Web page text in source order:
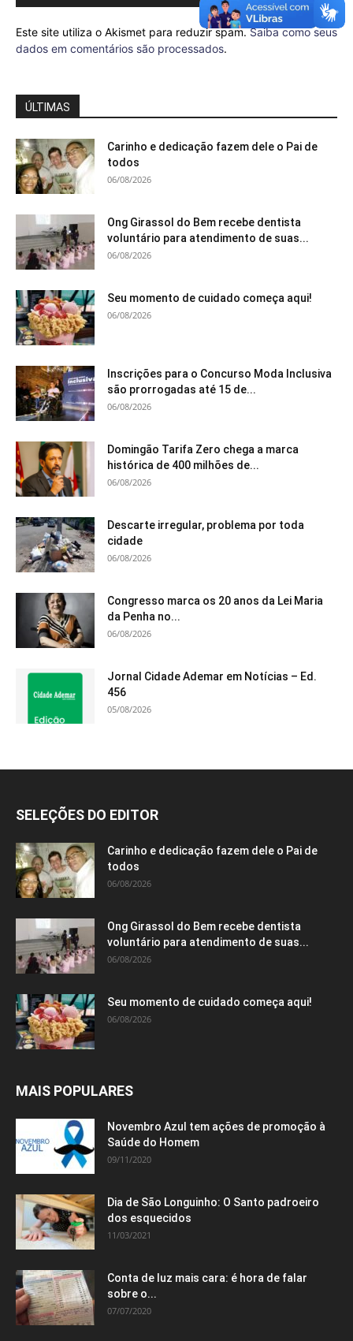
Este site utiliza o Akismet para reduzir spam.Saiba como seus
dados em comentários são processados.
ÚLTIMAS
Carinho e dedicação fazem dele o Pai de
todos
06/08/2026
Ong Girassol do Bem recebe dentista
voluntário para atendimento de suas...
06/08/2026
Seu momento de cuidado começa aqui!
06/08/2026
Inscrições para o Concurso Moda Inclusiva
são prorrogadas até 15 de...
06/08/2026
Domingão Tarifa Zero chega a marca
histórica de 400 milhões de...
06/08/2026
Descarte irregular, problema por toda
cidade
06/08/2026
Congresso marca os 20 anos da Lei Maria
da Penha no...
06/08/2026
Jornal Cidade Ademar em Notícias – Ed.
456
05/08/2026
SELEÇÕES DO EDITOR
Carinho e dedicação fazem dele o Pai de
todos
06/08/2026
Ong Girassol do Bem recebe dentista
voluntário para atendimento de suas...
06/08/2026
Seu momento de cuidado começa aqui!
06/08/2026
MAIS POPULARES
Novembro Azul tem ações de promoção à
Saúde do Homem
09/11/2020
Dia de São Longuinho: O Santo padroeiro
dos esquecidos
11/03/2021
Conta de luz mais cara: é hora de falar
sobre o...
07/07/2020